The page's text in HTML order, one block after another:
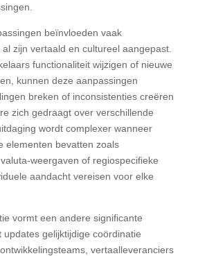
beïnvloeden vaak
zijn vertaald en cultureel aangepast.
functionaliteit wijzigen of nieuwe
kunnen deze aanpassingen
breken of inconsistenties creëren
zich gedraagt over verschillende
wordt complexer wanneer
elementen bevatten zoals
weergaven of regiospecifieke
aandacht vereisen voor elke
vormt een andere significante
updates gelijktijdige coördinatie
vertaalleveranciers